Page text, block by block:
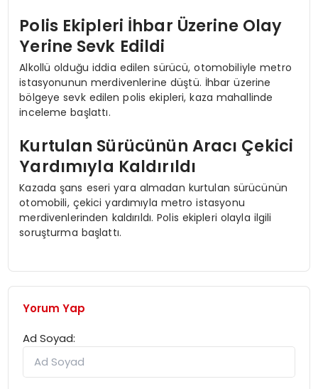
Polis Ekipleri İhbar Üzerine Olay
Yerine Sevk Edildi
Alkollü olduğu iddia edilen sürücü, otomobiliyle metro
istasyonunun merdivenlerine düştü. İhbar üzerine
bölgeye sevk edilen polis ekipleri, kaza mahallinde
inceleme başlattı.
Kurtulan Sürücünün Aracı Çekici
Yardımıyla Kaldırıldı
Kazada şans eseri yara almadan kurtulan sürücünün
otomobili, çekici yardımıyla metro istasyonu
merdivenlerinden kaldırıldı. Polis ekipleri olayla ilgili
soruşturma başlattı.
Yorum Yap
Ad Soyad: